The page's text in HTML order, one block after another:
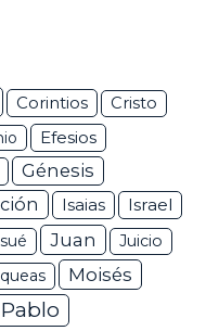
Corintios Cristo
Efesios
Génesis
Isaias Israel
Juan
Juicio
Moisés
Pablo